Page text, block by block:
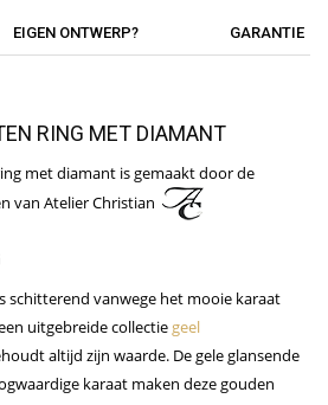
EIGEN ONTWERP? GARANTIE
RING MET DIAMANT
met diamant is gemaakt door de
van Atelier Christian
schitterend vanwege het mooie karaat
uitgebreide collectie geel
altijd zijn waarde. De gele glansende
karaat maken deze gouden